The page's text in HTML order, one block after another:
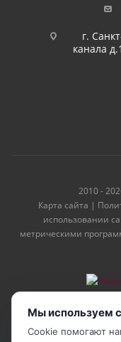
г.
канала
2010 -
Карта сайта |
использовании
метрическими
Мы используем
Cookie помогают